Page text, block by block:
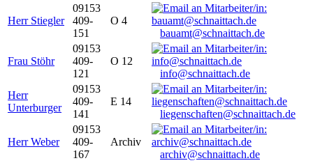
Herr Stiegler
09153
409-
151
O 4
bauamt@schnaittach.de
Frau Stöhr
09153
409-
121
O 12
info@schnaittach.de
Herr
Unterburger
09153
409-
141
E 14
liegenschaften@schnaittach.de
Herr Weber
09153
409-
167
Archiv
archiv@schnaittach.de